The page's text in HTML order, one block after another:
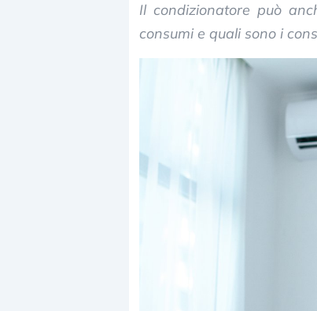
Il condizionatore può
consumi e quali sono i